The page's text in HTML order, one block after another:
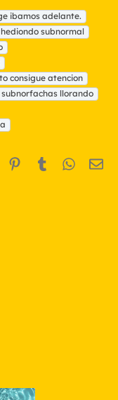
ibamos adelante.
hediondo subnormal
consigue atencion
subnorfachas llorando
Pinterest
Tumblr